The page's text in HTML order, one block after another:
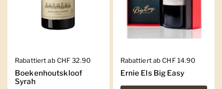
Regulärer Preis
Rabattiert ab CHF 32.90
Boekenhoutskloof
Syrah
Regulärer Preis
Rabattiert ab CHF 14.90
Ernie Els Big Easy